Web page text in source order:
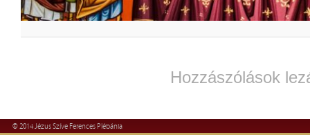
Hozzászólások
© 2014 Jézus Szíve Ferences Plébánia